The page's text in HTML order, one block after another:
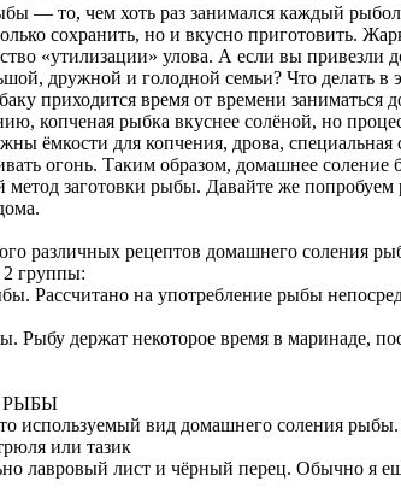
— то, чем хоть раз занимался каждый
сохранить, но и вкусно приготовить.
«утилизации» улова. А если вы привезли
дружной и голодной семьи? Что делать в
приходится время от времени заниматься
копченая рыбка вкуснее солёной, но
ёмкости для копчения, дрова, специальная
огонь. Таким образом, домашнее соление
метод заготовки рыбы. Давайте же попробуем
различных рецептов домашнего соления
2 группы:
Рассчитано на употребление рыбы
Рыбу держат некоторое время в маринаде,
РЫБЫ
используемый вид домашнего соления
или тазик
лавровый лист и чёрный перец. Обычно я